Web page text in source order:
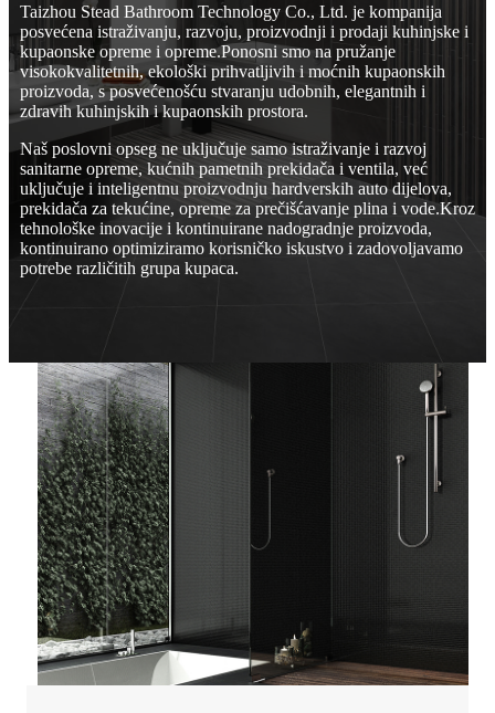
Taizhou Stead Bathroom Technology Co., Ltd. je kompanija
posvećena istraživanju, razvoju, proizvodnji i prodaji kuhinjske i
kupaonske opreme i opreme.Ponosni smo na pružanje
visokokvalitetnih, ekološki prihvatljivih i moćnih kupaonskih
proizvoda, s posvećenošću stvaranju udobnih, elegantnih i
zdravih kuhinjskih i kupaonskih prostora.
Naš poslovni opseg ne uključuje samo istraživanje i razvoj
sanitarne opreme, kućnih pametnih prekidača i ventila, već
uključuje i inteligentnu proizvodnju hardverskih auto dijelova,
prekidača za tekućine, opreme za prečišćavanje plina i vode.Kroz
tehnološke inovacije i kontinuirane nadogradnje proizvoda,
kontinuirano optimiziramo korisničko iskustvo i zadovoljavamo
potrebe različitih grupa kupaca.